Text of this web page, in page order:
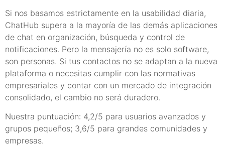
Si nos basamos estrictamente en la usabilidad diaria,
ChatHub supera a la mayoría de las demás aplicaciones
de chat en organización, búsqueda y control de
notificaciones. Pero la mensajería no es solo software,
son personas. Si tus contactos no se adaptan a la nueva
plataforma o necesitas cumplir con las normativas
empresariales y contar con un mercado de integración
consolidado, el cambio no será duradero.
Nuestra puntuación: 4,2/5 para usuarios avanzados y
grupos pequeños; 3,6/5 para grandes comunidades y
empresas.